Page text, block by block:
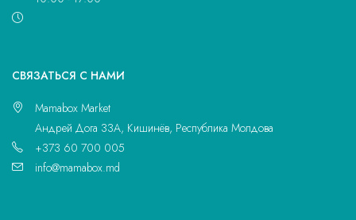
CВЯЗАТЬСЯ С НАМИ
Mamabox Market
Андрей Дога 33A, Кишинёв, Республика Молдова
+373 60 700 005
info@mamabox.md